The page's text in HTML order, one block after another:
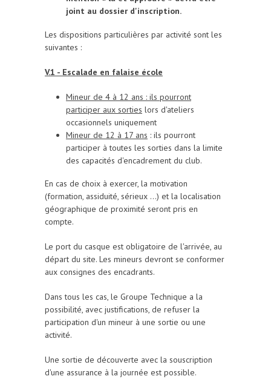
joint au dossier d'inscription.
Les dispositions particulières par activité sont les
suivantes :
V.1 - Escalade en falaise école
Mineur de 4 à 12 ans : ils pourront
participer aux sorties lors d'ateliers
occasionnels uniquement
Mineur de 12 à 17 ans : ils pourront
participer à toutes les sorties dans la limite
des capacités d'encadrement du club.
En cas de choix à exercer, la motivation
(formation, assiduité, sérieux ...) et la localisation
géographique de proximité seront pris en
compte.
Le port du casque est obligatoire de l'arrivée, au
départ du site. Les mineurs devront se conformer
aux consignes des encadrants.
Dans tous les cas, le Groupe Technique a la
possibilité, avec justifications, de refuser la
participation d'un mineur à une sortie ou une
activité.
Une sortie de découverte avec la souscription
d'une assurance à la journée est possible.